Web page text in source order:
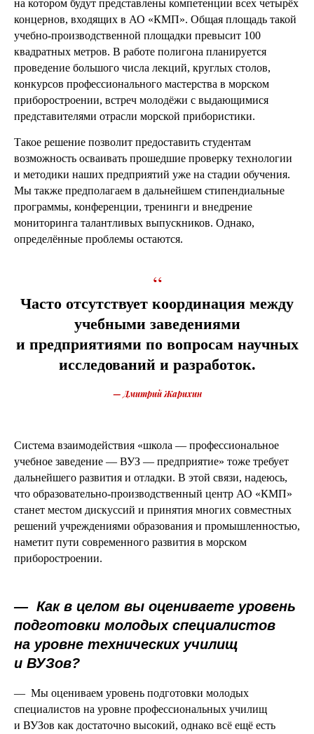
на котором будут представлены компетенции всех четырёх
концернов, входящих в АО «КМП». Общая площадь такой
учебно-производственной площадки превысит 100
квадратных метров. В работе полигона планируется
проведение большого числа лекций, круглых столов,
конкурсов профессионального мастерства в морском
приборостроении, встреч молодёжи с выдающимися
представителями отрасли морской прибористики.
Такое решение позволит предоставить студентам
возможность осваивать прошедшие проверку технологии
и методики наших предприятий уже на стадии обучения.
Мы также предполагаем в дальнейшем стипендиальные
программы, конференции, тренинги и внедрение
мониторинга талантливых выпускников. Однако,
определённые проблемы остаются.
“
Часто отсутствует координация между
учебными заведениями
и предприятиями по вопросам научных
исследований и разработок.
— Дмитрий Жарихин
Система взаимодействия «школа — профессиональное
учебное заведение — ВУЗ — предприятие» тоже требует
дальнейшего развития и отладки. В этой связи, надеюсь,
что образовательно-производственный центр АО «КМП»
станет местом дискуссий и принятия многих совместных
решений учреждениями образования и промышленностью,
наметит пути современного развития в морском
приборостроении.
— Как в целом вы оцениваете уровень
подготовки молодых специалистов
на уровне технических училищ
и ВУЗов?
— Мы оцениваем уровень подготовки молодых
специалистов на уровне профессиональных училищ
и ВУЗов как достаточно высокий, однако всё ещё есть